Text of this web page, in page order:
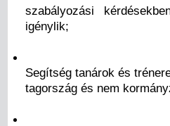
szabályozási
igénylik;
Segítség tanárok és
tagország és nem